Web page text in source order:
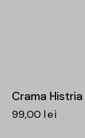
Crama
99,00 lei